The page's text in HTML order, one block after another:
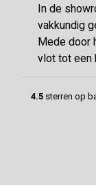
In de
vakkundig
Mede door
vlot tot een
4.5 sterren op